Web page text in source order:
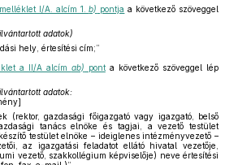
I/A. alcím 1.b) pontja a következő szöveggel
adatok)
hely, értesítési cím;”
a II/A alcím ab) ponta következő szöveggel lép
adatok:
(rektor, gazdasági főigazgató vagy igazgató, belső
tanács elnöke és tagjai, a vezető testület
testület elnöke – ideiglenes intézményvezető –
az igazgatási feladatot ellátó hivatal vezetője,
vezető, szakkollégium képviselője) neve értesítési